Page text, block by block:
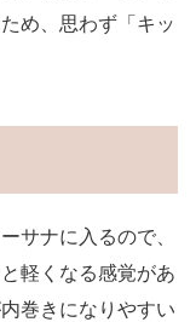
め、思わず「キッ
サナに入るので、
軽くなる感覚があ
巻きになりやすい